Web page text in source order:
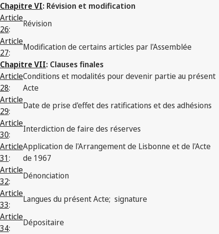
Chapitre VI: Révision et modification
Article
26:
Révision
Article
27:
Modification de certains articles par l'Assemblée
Chapitre VII: Clauses finales
Article
28:
Conditions et modalités pour devenir partie au présent
Acte
Article
29:
Date de prise d'effet des ratifications et des adhésions
Article
30:
Interdiction de faire des réserves
Article
31:
Application de l'Arrangement de Lisbonne et de l'Acte
de 1967
Article
32:
Dénonciation
Article
33:
Langues du présent Acte; signature
Article
34:
Dépositaire